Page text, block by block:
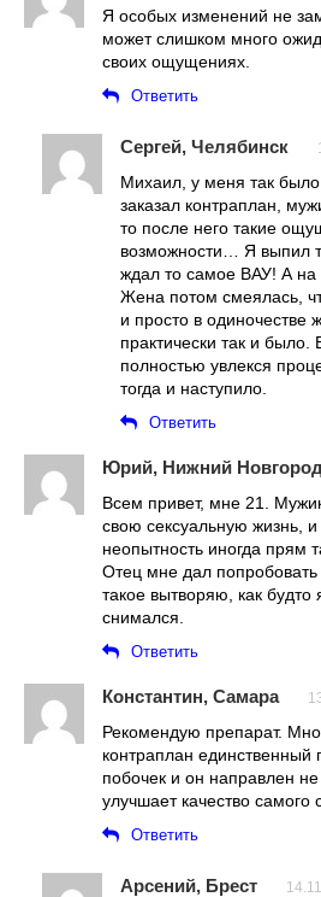
Я особых изменений не
может слишком много
своих ощущениях.
Ответить
Сергей, Челябинск
Михаил, у меня так
заказал контраплан,
то после него такие
возможности… Я выпил
ждал то самое ВАУ! А на
Жена потом смеялась,
и просто в одиночестве
практически так и было.
полностью увлекся
тогда и наступило.
Ответить
Юрий, Нижний Новгород
Всем привет, мне 21.
свою сексуальную жизнь,
неопытность иногда прям
Отец мне дал
такое вытворяю, как будто
снимался.
Ответить
Константин, Самара
Рекомендую препарат.
контраплан единственный
побочек и он направлен
улучшает качество самого
Ответить
Арсений, Брест